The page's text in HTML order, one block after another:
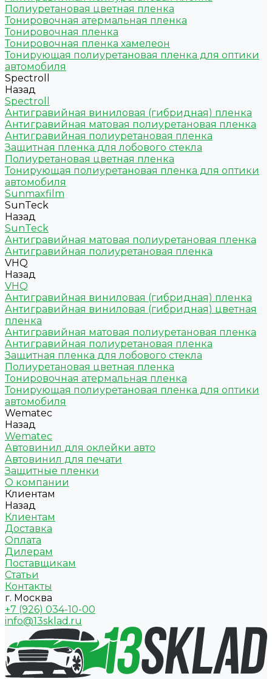
Полиуретановая цветная пленка
Тонировочная атермальная пленка
Тонировочная пленка
Тонировочная пленка хамелеон
Тонирующая полиуретановая пленка для оптики
автомобиля
Spectroll
Назад
Spectroll
Антигравийная виниловая (гибридная) пленка
Антигравийная матовая полиуретановая пленка
Антигравийная полиуретановая пленка
Защитная пленка для лобового стекла
Полиуретановая цветная пленка
Тонирующая полиуретановая пленка для оптики
автомобиля
Sunmaxfilm
SunTeck
Назад
SunTeck
Антигравийная матовая полиуретановая пленка
Антигравийная полиуретановая пленка
VHQ
Назад
VHQ
Антигравийная виниловая (гибридная) пленка
Антигравийная виниловая (гибридная) цветная
пленка
Антигравийная матовая полиуретановая пленка
Антигравийная полиуретановая пленка
Защитная пленка для лобового стекла
Полиуретановая цветная пленка
Тонировочная атермальная пленка
Тонирующая полиуретановая пленка для оптики
автомобиля
Wematec
Назад
Wematec
Автовинил для оклейки авто
Автовинил для печати
Защитные пленки
О компании
Клиентам
Назад
Клиентам
Доставка
Оплата
Дилерам
Поставщикам
Статьи
Контакты
г. Москва
+7 (926) 034-10-00
info@13sklad.ru